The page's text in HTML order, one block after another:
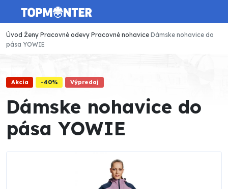
Úvod Ženy Pracovné odevy Pracovné nohavice Dámske nohavice do
pása YOWIE
Akcia -40% Výpredaj
Dámske nohavice do
pása YOWIE